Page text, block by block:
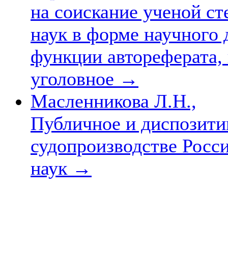
на соискание ученой
наук в форме
функции
уголовное →
Масленникова Л.Н.,
Публичное и
судопроизводстве
наук →